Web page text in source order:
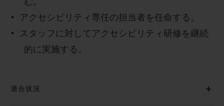
む。
アクセシビリティ専任の担当者を任命する。
スタッフに対してアクセシビリティ研修を継続
的に実施する。
適合状況